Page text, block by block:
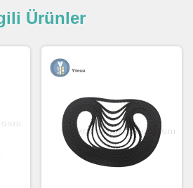
Ürünler